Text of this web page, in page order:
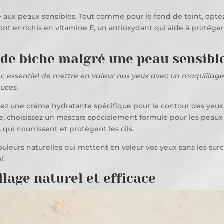
aux peaux sensibles. Tout comme pour le fond de teint,
enrichis en vitamine E, un antioxydant qui aide à
biche malgré une peau
essentiel de mettre en valeur nos yeux avec un
une crème hydratante spécifique pour le contour des
un mascara spécialement formulé pour les
qui nourrissent et protègent les cils.
naturelles qui mettent en valeur vos yeux sans les
naturel et efficace